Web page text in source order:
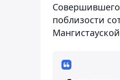
поблизости